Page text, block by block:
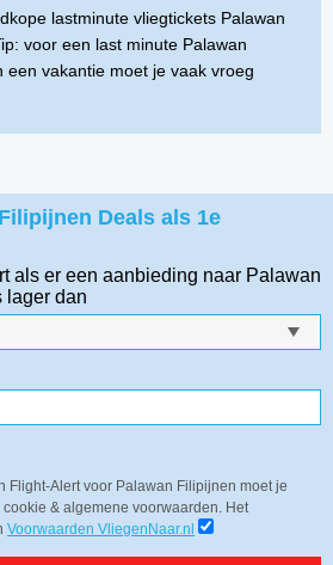
lastminute vliegtickets Palawan
voor een last minute Palawan
een vakantie moet je vaak vroeg
Deals als 1e
als er een aanbieding naar Palawan
lager dan
Flight-Alert voor Palawan Filipijnen moet je
& algemene voorwaarden. Het
Voorwaarden VliegenNaar.nl